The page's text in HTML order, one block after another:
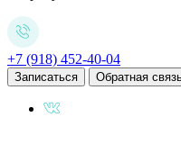
+7 (918) 452-40-04
Записаться Обратная